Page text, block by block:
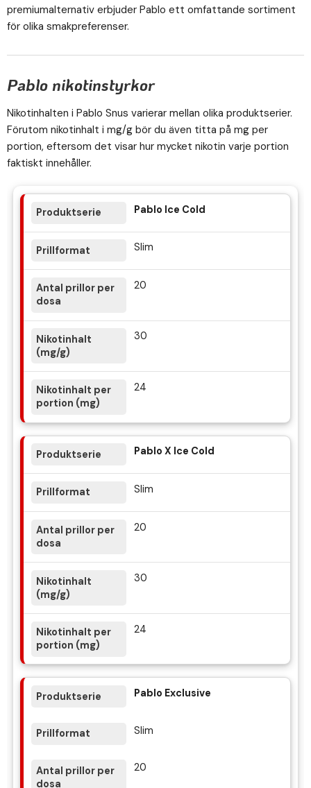
premiumalternativ erbjuder Pablo ett omfattande sortiment
för olika smakpreferenser.
Pablo nikotinstyrkor
Nikotinhalten i Pablo Snus varierar mellan olika produktserier.
Förutom nikotinhalt i mg/g bör du även titta på mg per
portion, eftersom det visar hur mycket nikotin varje portion
faktiskt innehåller.
Pablo Ice Cold
Slim
20
30
24
Pablo X Ice Cold
Slim
20
30
24
Pablo Exclusive
Slim
20